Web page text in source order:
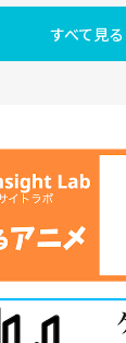
すべて見る